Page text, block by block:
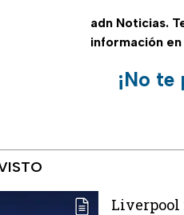
adn Noticias.
información
¡No
Liverpool